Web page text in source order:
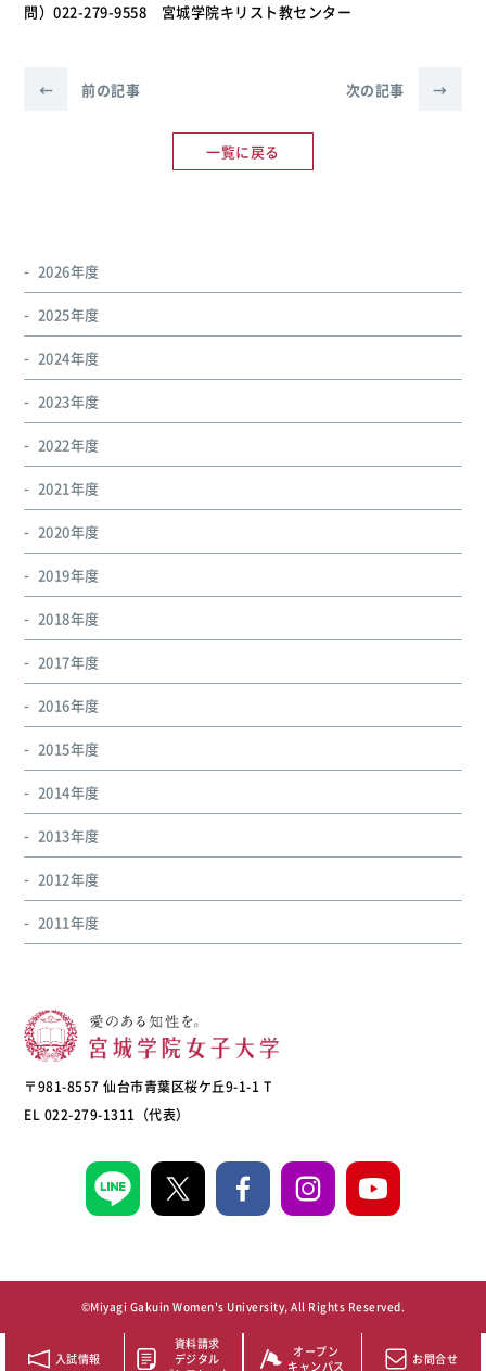
問）022-279-9558 宮城学院キリスト教センター
← 前の記事
一覧に戻る
次の記事 →
2026年度
2025年度
2024年度
2023年度
2022年度
2021年度
2020年度
2019年度
2018年度
2017年度
2016年度
2015年度
2014年度
2013年度
2012年度
2011年度
〒981-8557 仙台市青葉区桜ケ丘9-1-1 T
EL 022-279-1311（代表）
©Miyagi Gakuin Women's University, All Rights Reserved.
入試情報
資料請求
デジタル
オープン
キャンパス
お問合せ